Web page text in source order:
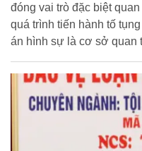
đóng vai trò đặc biệt
quá trình tiến hành tố
án hình sự là cơ sở quan
sự còn lại.